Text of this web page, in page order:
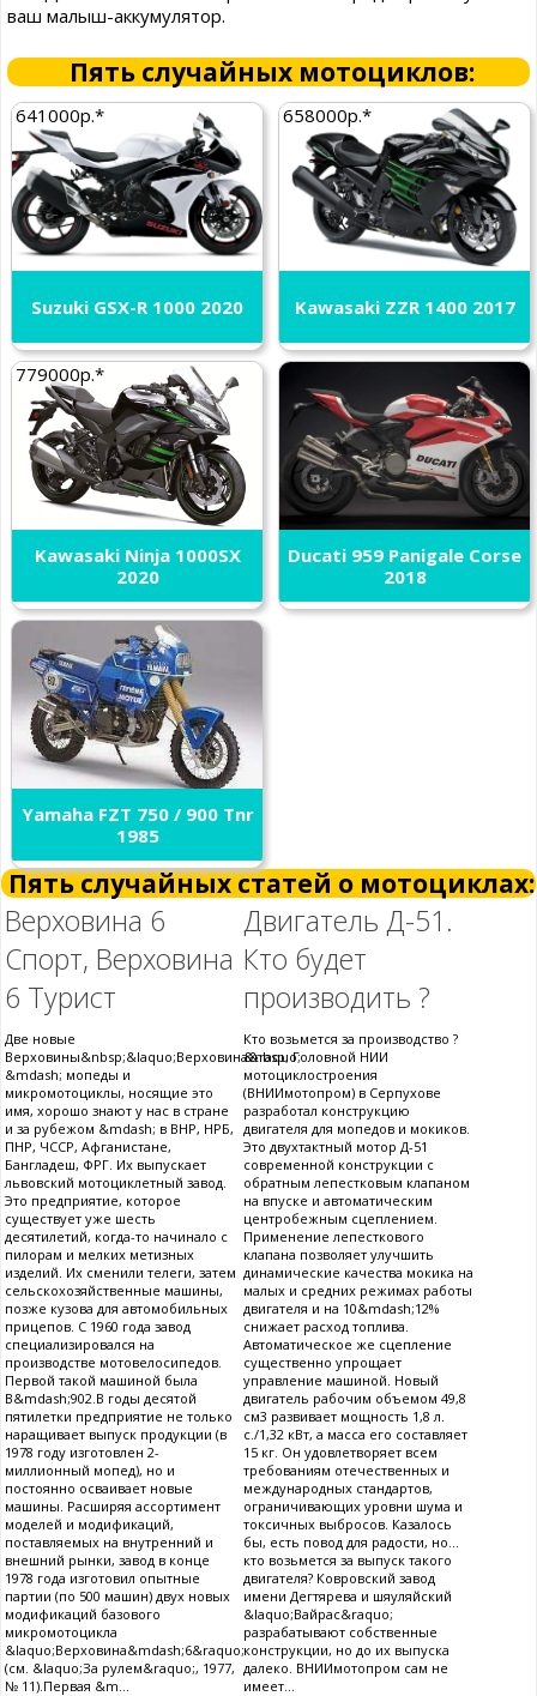
ваш малыш-аккумулятор.
Пять случайных мотоциклов:
641000р.*
Suzuki GSX-R 1000 2020
658000р.*
Kawasaki ZZR 1400 2017
779000р.*
Kawasaki Ninja 1000SX
2020
Ducati 959 Panigale Corse
2018
Yamaha FZT 750 / 900 Tnr
1985
Пять случайных статей о мотоциклах:
Верховина 6
Спорт, Верховина
6 Турист
Две новые
Верховины&nbsp;&laquo;Верховина&raquo;
&mdash; мопеды и
микромотоциклы, носящие это
имя, хорошо знают у нас в стране
и за рубежом &mdash; в ВНР, НРБ,
ПНР, ЧССР, Афганистане,
Бангладеш, ФРГ. Их выпускает
львовский мотоциклетный завод.
Это предприятие, которое
существует уже шесть
десятилетий, когда-то начинало с
пилорам и мелких метизных
изделий. Их сменили телеги, затем
сельскохозяйственные машины,
позже кузова для автомобильных
прицепов. С 1960 года завод
специализировался на
производстве мотовелосипедов.
Первой такой машиной была
В&mdash;902.В годы десятой
пятилетки предприятие не только
наращивает выпуск продукции (в
1978 году изготовлен 2-
миллионный мопед), но и
постоянно осваивает новые
машины. Расширяя ассортимент
моделей и модификаций,
поставляемых на внутренний и
внешний рынки, завод в конце
1978 года изготовил опытные
партии (по 500 машин) двух новых
модификаций базового
микромотоцикла
&laquo;Верховина&mdash;6&raquo;
(см. &laquo;За рулем&raquo;, 1977,
№ 11).Первая &m...
Двигатель Д-51.
Кто будет
производить ?
Кто возьмется за производство ?
&nbsp; Головной НИИ
мотоциклостроения
(ВНИИмотопром) в Серпухове
разработал конструкцию
двигателя для мопедов и мокиков.
Это двухтактный мотор Д-51
современной конструкции с
обратным лепестковым клапаном
на впуске и автоматическим
центробежным сцеплением.
Применение лепесткового
клапана позволяет улучшить
динамические качества мокика на
малых и средних режимах работы
двигателя и на 10&mdash;12%
снижает расход топлива.
Автоматическое же сцепление
существенно упрощает
управление машиной. Новый
двигатель рабочим объемом 49,8
см3 развивает мощность 1,8 л.
с./1,32 кВт, а масса его составляет
15 кг. Он удовлетворяет всем
требованиям отечественных и
международных стандартов,
ограничивающих уровни шума и
токсичных выбросов. Казалось
бы, есть повод для радости, но...
кто возьмется за выпуск такого
двигателя? Ковровский завод
имени Дегтярева и шяуляйский
&laquo;Вайрас&raquo;
разрабатывают собственные
конструкции, но до их выпуска
далеко. ВНИИмотопром сам не
имеет...